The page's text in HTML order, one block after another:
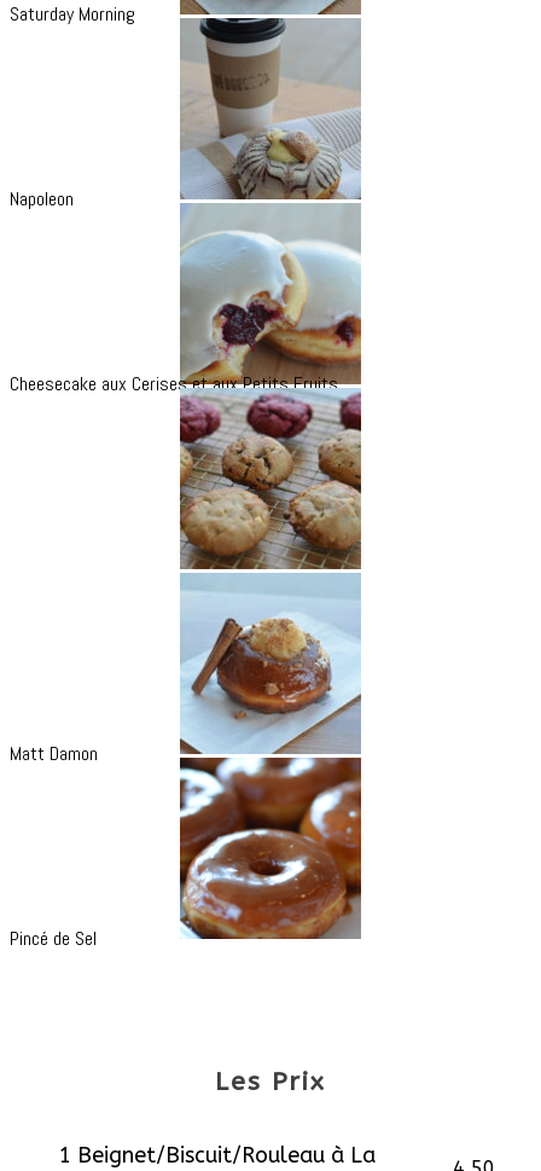
Saturday Morning
Napoleon
Cheesecake aux Cerises et aux Petits Fruits
Matt Damon
Pincé de Sel
Les Prix
1 Beignet/Biscuit/Rouleau à La